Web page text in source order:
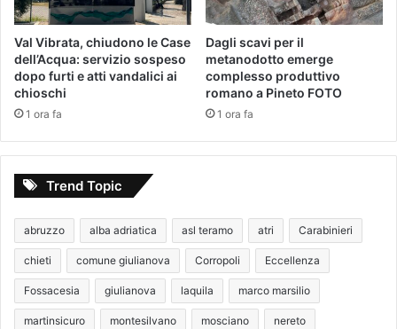
Val Vibrata, chiudono le Case
dell’Acqua: servizio sospeso
dopo furti e atti vandalici ai
chioschi
1 ora fa
Dagli scavi per il
metanodotto emerge
complesso produttivo
romano a Pineto FOTO
1 ora fa
Trend Topic
abruzzo alba adriatica asl teramo atri Carabinieri
chieti comune giulianova Corropoli Eccellenza
Fossacesia giulianova laquila marco marsilio
martinsicuro montesilvano mosciano nereto